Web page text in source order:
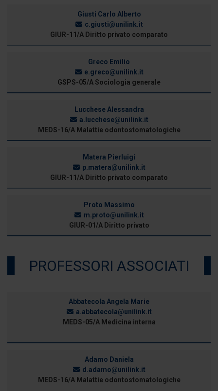
Giusti Carlo Alberto
c.giusti@unilink.it
GIUR-11/A Diritto privato comparato
Greco Emilio
e.greco@unilink.it
GSPS-05/A Sociologia generale
Lucchese Alessandra
a.lucchese@unilink.it
MEDS-16/A Malattie odontostomatologiche
Matera Pierluigi
p.matera@unilink.it
GIUR-11/A Diritto privato comparato
Proto Massimo
m.proto@unilink.it
GIUR-01/A Diritto privato
PROFESSORI ASSOCIATI
Abbatecola Angela Marie
a.abbatecola@unilink.it
MEDS-05/A Medicina interna
Adamo Daniela
d.adamo@unilink.it
MEDS-16/A Malattie odontostomatologiche